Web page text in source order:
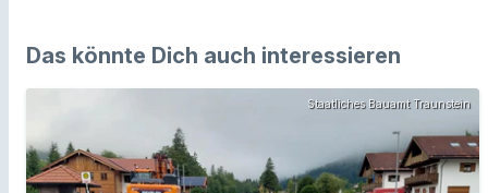
Das könnte Dich auch interessieren
Staatliches Bauamt Traunstein